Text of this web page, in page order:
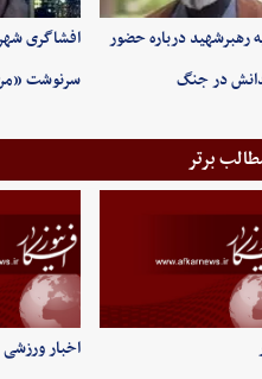
رهبرشهید درباره حضور
در جنگ
افشاگری
سرنوشت
برتر
اخبار ورزشی